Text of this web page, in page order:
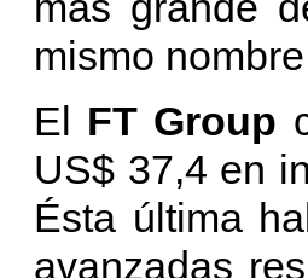
mismo
El FT Group
US$ 37,4 en
Ésta última
avanzadas